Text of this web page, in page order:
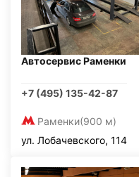
Автосервис Раменки
+7 (495) 135-42-87
Раменки(900 м)
ул. Лобачевского, 114